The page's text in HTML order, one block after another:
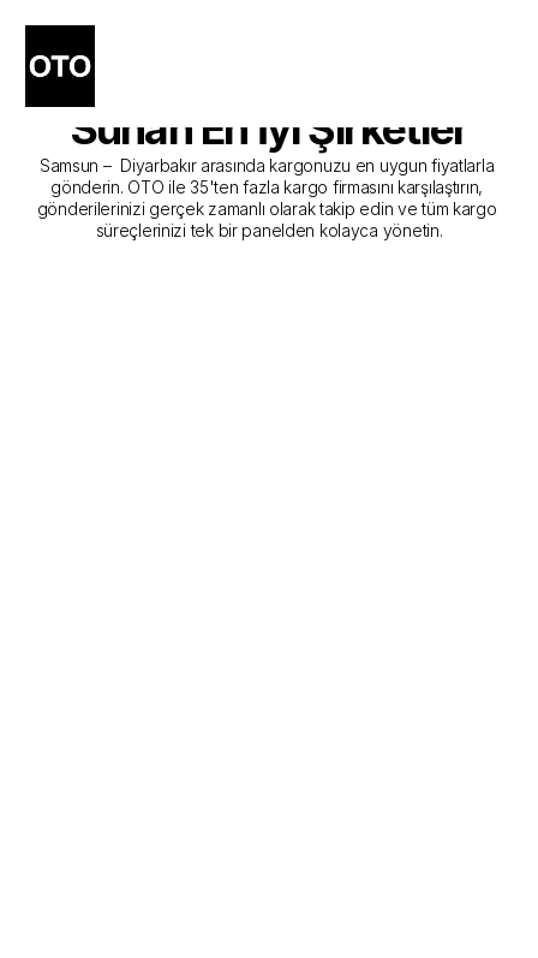
Samsun - Diyarbakır
Kargo Gönderim Hizmeti
Sunan En İyi Şirketler
Samsun –  Diyarbakır arasında kargonuzu en uygun fiyatlarla
gönderin. OTO ile 35'ten fazla kargo firmasını karşılaştırın,
gönderilerinizi gerçek zamanlı olarak takip edin ve tüm kargo
süreçlerinizi tek bir panelden kolayca yönetin.